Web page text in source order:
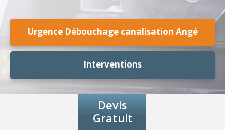
Urgence Débouchage canalisation Angé
Interventions
Devis
Gratuit